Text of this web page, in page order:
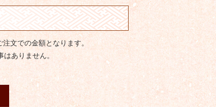
文での金額となります。
ありません。